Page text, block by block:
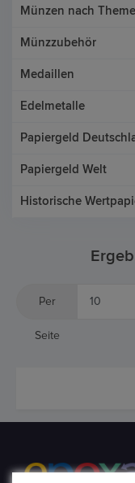
Münzen nach
Münzzubehör
Medaillen
Edelmetalle
Papiergeld
Papiergeld Welt
Historische
Per
Seite